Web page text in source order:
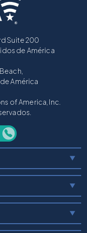
Suite 200
de América
América
of America, Inc.
▼
▼
▼